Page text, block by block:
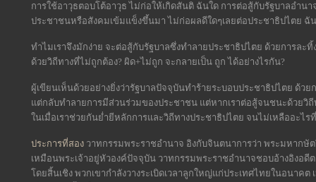
การใช้อาวุธตอบโต้อาวุธ ไม่ก่อให้เกิดสันติ ฉันใด การต่อสู้กับรัฐบาลอำน
ประชาชนหรือสังคมเข้มแข็งขึ้นมา ไม่ก่อผลดีใดๆเลยต่อประชาธิปไตย ฉั
ทำไมเราจึงมักง่าย จะต่อสู้กับรัฐบาลซึ่งทำลายประชาธิปไตย ด้วยการละ
ด้วยวิถีทางที่ไม่ถูกต้อง? ผิด+ไม่ถูก จะกลายเป็น ถูก ได้อย่างไรกัน?
ผู้เขียนเห็นด้วยอย่างยิ่งว่ารัฐบาลปัจจุบันทำร้ายระบอบประชาธิปไตย ด้ว
แต่กลับทำลายการมีส่วนร่วมของประชาชน แต่หากเราต่อสู้จนชนะด้วยวิ
ในเมื่อเราช่วยกันย่ำยีหลักการและวิถีทางประชาธิปไตย จนไม่เหลืออะไร
ประการที่สอง วาทกรรมพระราชอำนาจ อิงกับจินตนาการว่า พระมหาก
เหมือนพระเจ้าอยู่หัวองค์ปัจจุบัน วาทกรรมพระราชอำนาจชอบอ้างอิงอ
โดยสิ้นเชิง พวกเขากำลังวางระเบิดเวลาลูกใหญ่แก่ประเทศไทยในอนาค